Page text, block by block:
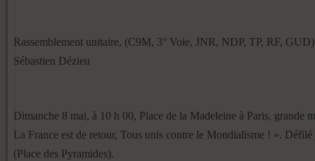
Rassemblement unitaire, (C9M, 3° Voie, JNR, NDP, TP, RF,
Sébastien Dézieu
Dimanche 8 mai, à 10 h 00, Place de la Madeleine à Paris, grande
La France est de retour, Tous unis contre le Mondialisme ! ». Défilé
(Place des Pyramides).